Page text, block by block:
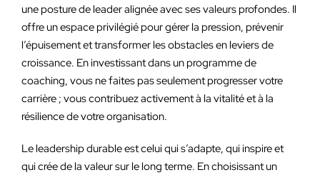
une posture de leader alignée avec ses valeurs profondes. Il
offre un espace privilégié pour gérer la pression, prévenir
l’épuisement et transformer les obstacles en leviers de
croissance. En investissant dans un programme de
coaching, vous ne faites pas seulement progresser votre
carrière ; vous contribuez activement à la vitalité et à la
résilience de votre organisation.
Le leadership durable est celui qui s’adapte, qui inspire et
qui crée de la valeur sur le long terme. En choisissant un